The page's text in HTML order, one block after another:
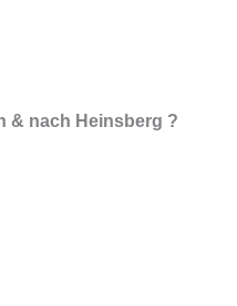
& nach Heinsberg ?